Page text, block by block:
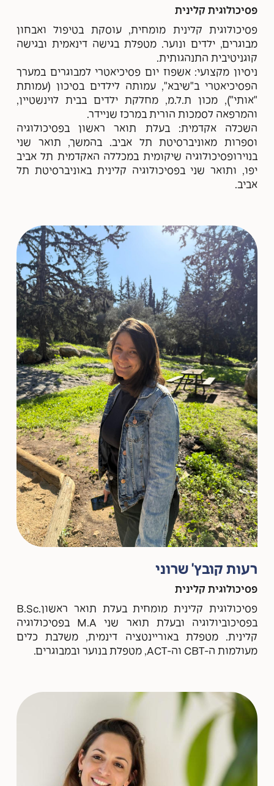
פסיכולוגית קלינית
פסיכולוגית קלינית מומחית, עוסקת בטיפול ואבחון
מבוגרים, ילדים ונוער. מטפלת בגישה דינאמית ובגישה
קוגניטיבית התנהגותית.
ניסיון מקצועי: אשפוז יום פסיכיאטרי למבוגרים במערך
הפסיכיאטרי ב"שיבא", עמותה לילדים בסיכון (עמותת
"אותי"), מכון ת.ל.מ, מחלקת ילדים בבית לוינשטיין,
והמרפאה לסמכות הורית במרכז שניידר.
השכלה אקדמית: בעלת תואר ראשון בפסיכולוגיה
וספרות מאוניברסיטת תל אביב. בהמשך, תואר שני
בנוירופסיכולוגיה שיקומית במכללה האקדמית תל אביב
יפו, ותואר שני בפסיכולוגיה קלינית באוניברסיטת תל
אביב.
רעות קובץ' שרוני
פסיכולוגית קלינית
פסיכולוגית קלינית מומחית בעלת תואר ראשון.B.Sc
בפסיכוביולוגיה ובעלת תואר שני M.A בפסיכולוגיה
קלינית. מטפלת באוריינטציה דינמית, משלבת כלים
מעולמות ה-CBT וה-ACT, מטפלת בנוער ובמבוגרים.